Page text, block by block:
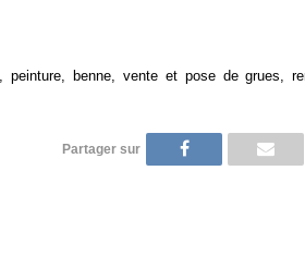
benne, vente et pose de grues,
Partager sur